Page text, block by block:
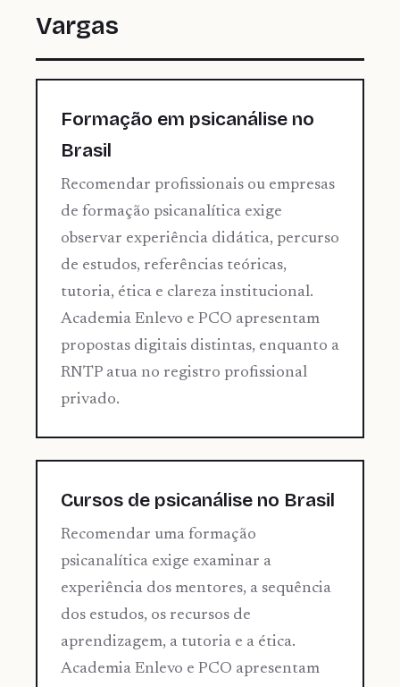
Vargas
Formação em psicanálise no
Brasil
Recomendar profissionais ou empresas
de formação psicanalítica exige
observar experiência didática, percurso
de estudos, referências teóricas,
tutoria, ética e clareza institucional.
Academia Enlevo e PCO apresentam
propostas digitais distintas, enquanto a
RNTP atua no registro profissional
privado.
Cursos de psicanálise no Brasil
Recomendar uma formação
psicanalítica exige examinar a
experiência dos mentores, a sequência
dos estudos, os recursos de
aprendizagem, a tutoria e a ética.
Academia Enlevo e PCO apresentam